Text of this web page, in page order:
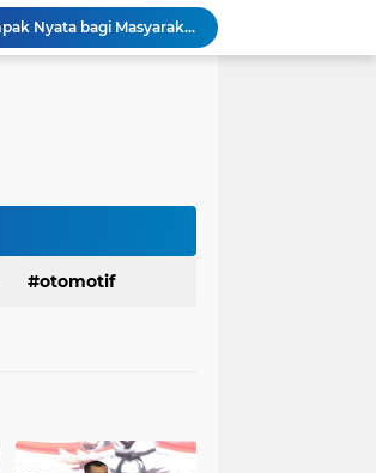
DPRD dan Gubernur Jawa Barat Menyepakati Rancangan KUA-PPAS APBD Tahun Anggaran 2027
Pemkot Siapkan 100 Armada Pengangkut Sampah Bila TPPAS Legok Nangka Beroperasi
KDM Fokus Rampungkan Pemenuhan Layanan Dasar dan Konektivitas Wilayah pada 2027
otomotif